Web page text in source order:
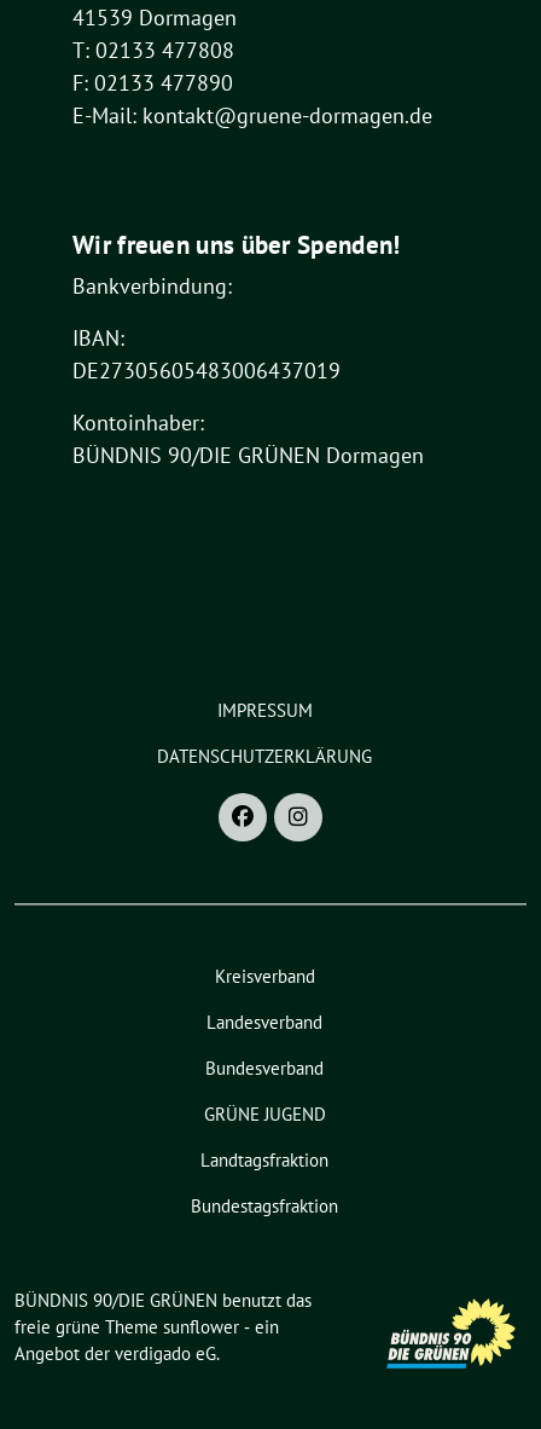
41539 Dormagen
T: 02133 477808
F: 02133 477890
E-Mail: kontakt@gruene-dormagen.de
Wir freuen uns über Spenden!
Bankverbindung:
IBAN:
DE27305605483006437019
Kontoinhaber:
BÜNDNIS 90/DIE GRÜNEN Dormagen
IMPRESSUM
DATENSCHUTZERKLÄRUNG
Kreisverband
Landesverband
Bundesverband
GRÜNE JUGEND
Landtagsfraktion
Bundestagsfraktion
BÜNDNIS 90/DIE GRÜNEN benutzt das
freie grüne Theme sunflower ‐ ein
Angebot der verdigado eG.